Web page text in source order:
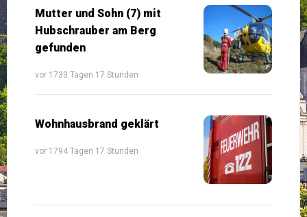
Mutter und Sohn (7) mit
Hubschrauber am Berg
gefunden
vor 1733 Tagen 17 Stunden
Wohnhausbrand geklärt
vor 1794 Tagen 17 Stunden